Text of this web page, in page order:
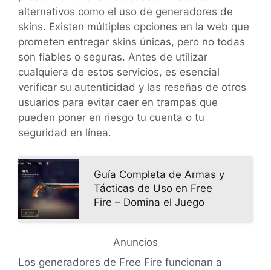
alternativos como el uso de generadores de
skins. Existen múltiples opciones en la web que
prometen entregar skins únicas, pero no todas
son fiables o seguras. Antes de utilizar
cualquiera de estos servicios, es esencial
verificar su autenticidad y las reseñas de otros
usuarios para evitar caer en trampas que
pueden poner en riesgo tu cuenta o tu
seguridad en línea.
Guía Completa de Armas y
Tácticas de Uso en Free
Fire – Domina el Juego
Anuncios
Los generadores de Free Fire funcionan a